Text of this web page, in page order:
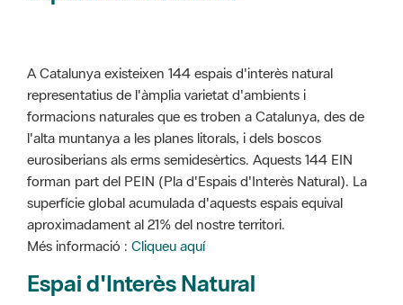
A Catalunya existeixen 144 espais d'interès natural
representatius de l'àmplia varietat d'ambients i
formacions naturales que es troben a Catalunya, des de
l'alta muntanya a les planes litorals, i dels boscos
eurosiberians als erms semidesèrtics. Aquests 144 EIN
forman part del PEIN (Pla d'Espais d'Interès Natural). La
superfície global acumulada d'aquests espais equival
aproximadament al 21% del nostre territori.
Més informació : Cliqueu aquí
Espai d'Interès Natural